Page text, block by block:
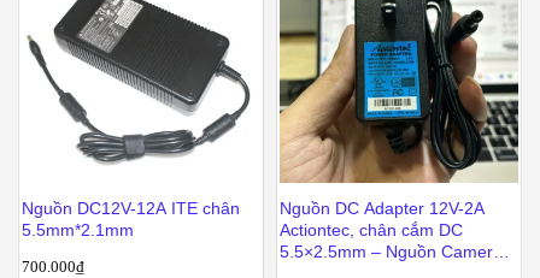
Nguồn DC12V-12A ITE chân
5.5mm*2.1mm
700.000₫
Nguồn DC Adapter 12V-2A
Actiontec, chân cắm DC
5.5×2.5mm – Nguồn Camera